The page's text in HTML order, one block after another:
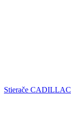
Stierače CADILLAC